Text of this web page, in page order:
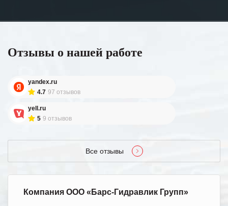
Отзывы о нашей работе
yandex.ru
4.7 97 отзывов
yell.ru
5 9 отзывов
Все отзывы
Компания ООО «Барс-Гидравлик Групп»